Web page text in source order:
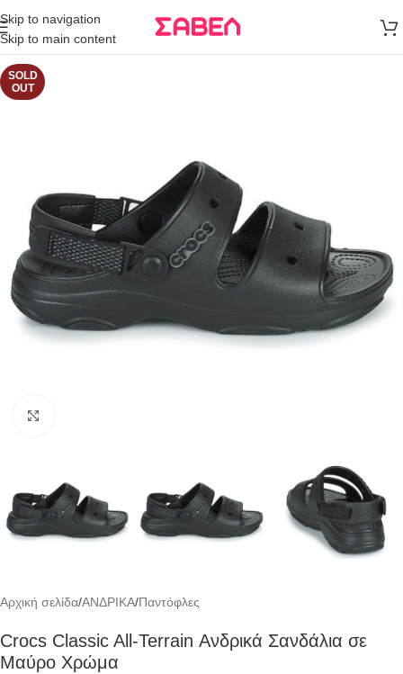
Skip to navigation
Skip to main content
άνω των 80€
Παραγγελία
SOLD
OUT
Αρχική σελίδα/ΑΝΔΡΙΚΑ/Παντόφλες
Crocs Classic All-Terrain Ανδρικά Σανδάλια σε
Μαύρο Χρώμα